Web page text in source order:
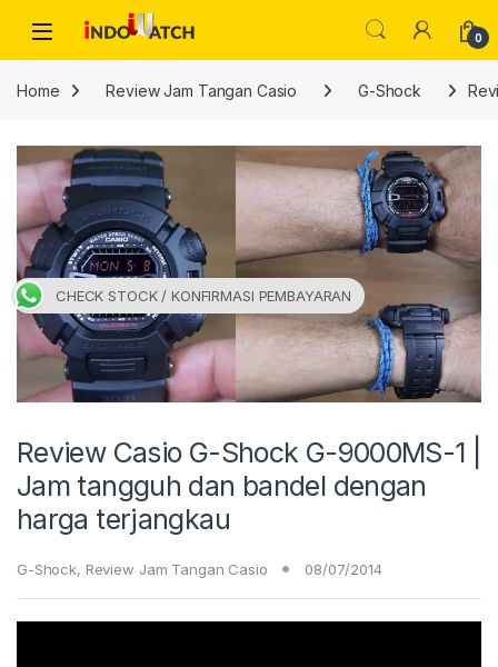
Open 0
Home Review Jam Tangan Casio G-Shock
Review Casio G-Shock G-9000MS-1 |
Jam tangguh dan bandel dengan
harga terjangkau
G-Shock, Review Jam Tangan Casio 08/07/2014
CHECK STOCK / KONFIRMASI PEMBAYARAN